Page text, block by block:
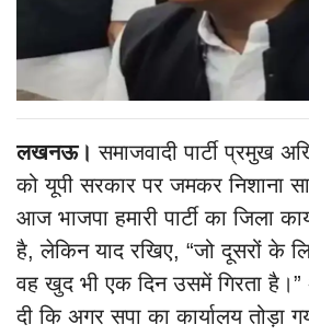
लखनऊ। समाजवादी पार्टी प्रमुख
को यूपी सरकार पर जमकर निशाना
आज भाजपा हमारी पार्टी का जिला
है, लेकिन याद रखिए, “जो दूसरों के
वह खुद भी एक दिन उसमें गिरता
दी कि अगर सपा का कार्यालय तोड़ा